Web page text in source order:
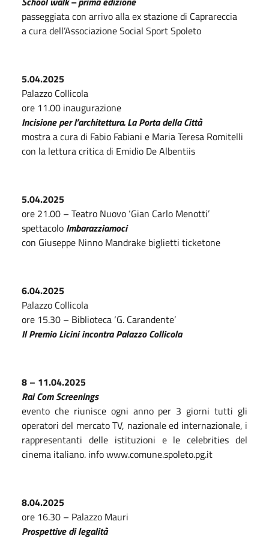
passeggiata con arrivo alla ex stazione di Caprareccia
a cura dell’Associazione Social Sport Spoleto
5.04.2025
Palazzo Collicola
ore 11.00 inaugurazione
Incisione per l’architettura. LaPortadellaCittà
mostra a cura di Fabio Fabiani e Maria Teresa Romitelli
con la lettura critica di Emidio De Albentiis
5.04.2025
ore 21.00 – Teatro Nuovo ‘Gian Carlo Menotti’
spettacolo Imbarazziamoci
con Giuseppe Ninno Mandrake biglietti ticketone
6.04.2025
Palazzo Collicola
ore 15.30 – Biblioteca ‘G. Carandente’
Il Premio Liciniincontra Palazzo Collicola
8 – 11.04.2025
Rai Com Screenings
evento che riunisce ogni anno per 3 giorni tutti gli
operatori del mercato TV, nazionale ed internazionale, i
rappresentanti delle istituzioni e le celebrities del
cinema italiano. info www.comune.spoleto.pg.it
8.04.2025
ore 16.30 – Palazzo Mauri
Prospettive di legalità